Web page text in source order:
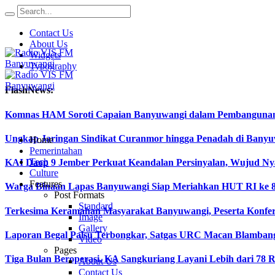
Contact Us
About Us
Widgets
Typography
FlashNews:
Komnas HAM Soroti Capaian Banyuwangi dalam
Ungkap Jaringan Sindikat Curanmor hingga Penadah di
KAI Daop 9 Jember Perkuat Keandalan Persinyalan, Wujud
Warga Binaan Lapas Banyuwangi Siap Meriahkan HUT RI ke
Terkesima Keramahan Masyarakat Banyuwangi, Peserta
Laporan Begal Palsu Terbongkar, Satgas URC Macan
Tiga Bulan Beroperasi, KA Sangkuriang Layani Lebih dari 78
Home
Pemerintahan
Tech
Culture
Features
Post Formats
Standard
Image
Gallery
Video
Pages
About Us
Contact Us